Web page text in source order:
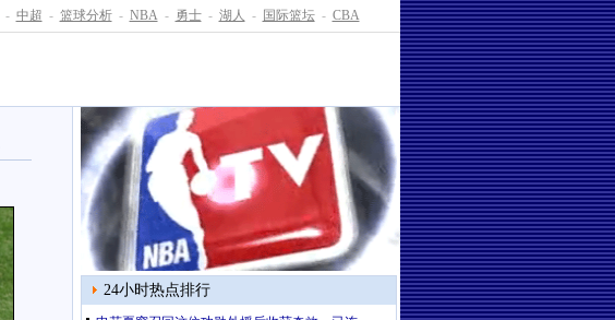
- 中超 - 篮球分析 - NBA - 勇士 - 湖人 - 国际篮坛 - CBA
24小时热点排行